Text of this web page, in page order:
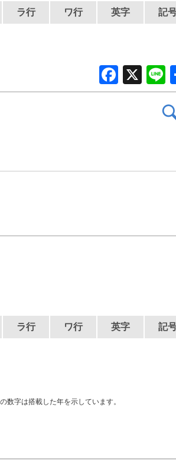
ラ行 ワ行 英字 記
F
a
o
X
n
e
ラ行 ワ行 英字 記
数字は搭載した年を示しています。